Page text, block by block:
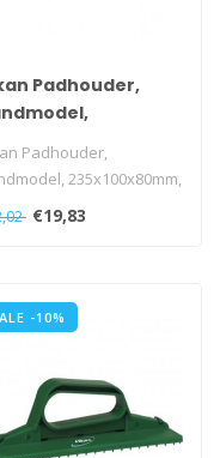
Padhouder,
rood
Padhouder,
235x100x80mm,
€19,83
-10%